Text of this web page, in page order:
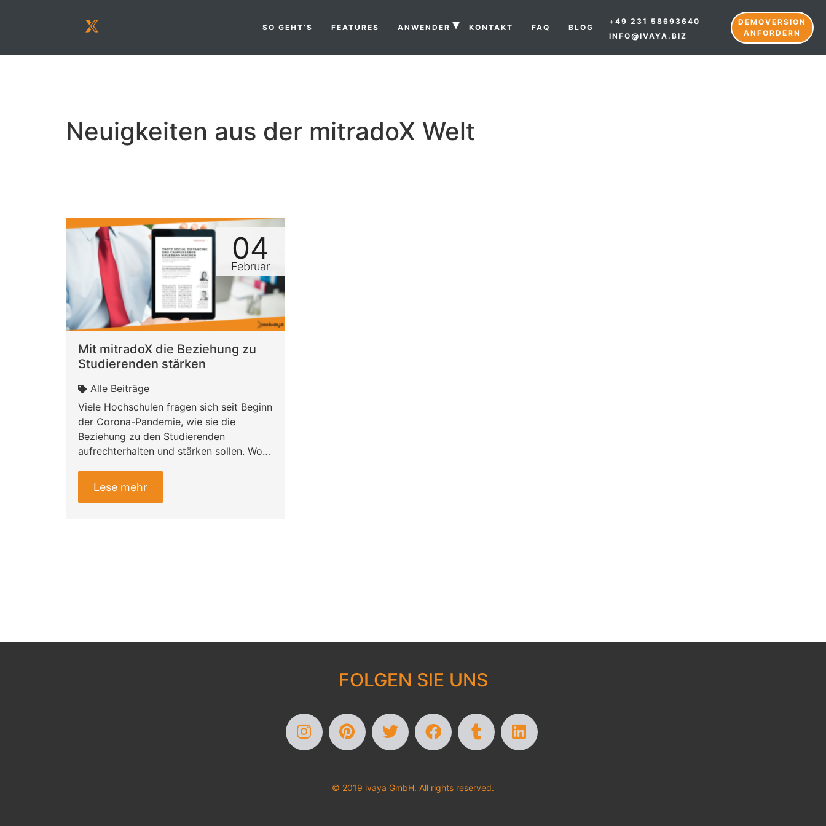
SO GEHT’S FEATURES ANWENDER KONTAKT FAQ BLOG
+49 231 58693640
INFO@IVAYA.BIZ
DEMOVERSION
ANFORDERN
Neuigkeiten aus der mitradoX Welt
04
Februar
Mit mitradoX die Beziehung zu
Studierenden stärken
Alle Beiträge
Viele Hochschulen fragen sich seit Beginn
der Corona-Pandemie, wie sie die
Beziehung zu den Studierenden
aufrechterhalten und stärken sollen. Wo…
Lese mehr
FOLGEN SIE UNS
© 2019 ivaya GmbH. All rights reserved.